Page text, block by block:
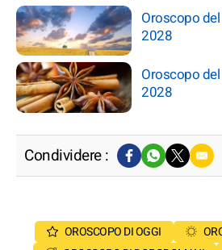
Oroscopo
2028
Oroscopo
2028
Condividere :
OROSCOPO DI OGGI